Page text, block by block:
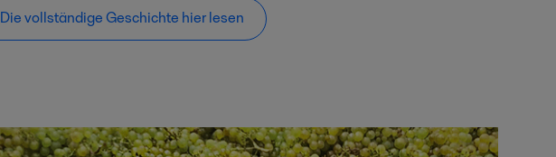
Die vollständige Geschichte hier lesen